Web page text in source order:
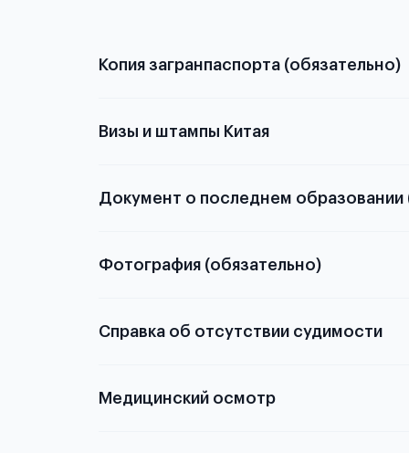
Копия загранпаспорта (обязательно)
Визы и штампы Китая
Документ о последнем образовании
о том, какие документы необходимы для
Фотография (обязательно)
Справка об отсутствии судимости
из России
Медицинский осмотр